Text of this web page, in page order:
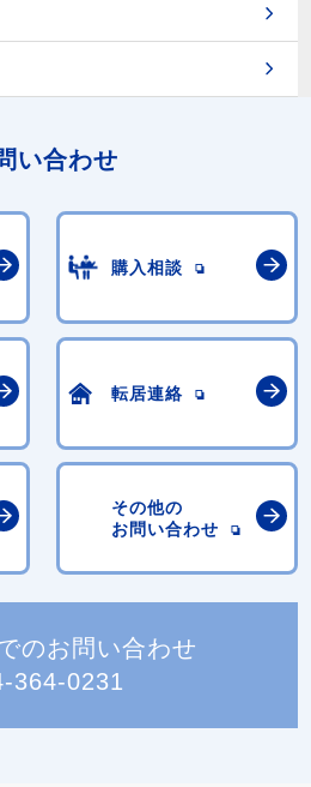
い合わせ
購入相談
転居連絡
その他の
お問い合わせ
のお問い合わせ
364-0231